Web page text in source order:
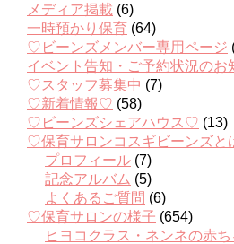
メディア掲載 (6)
一時預かり保育 (64)
♡ビーンズメンバー専用ページ
イベント告知・ご予約状況のお
♡スタッフ募集中 (7)
♡新着情報♡ (58)
♡ビーンズシェアハウス♡ (13)
♡保育サロンコスギビーンズと
プロフィール (7)
記念アルバム (5)
よくあるご質問 (6)
♡保育サロンの様子 (654)
ヒヨコクラス・ネンネの赤ち